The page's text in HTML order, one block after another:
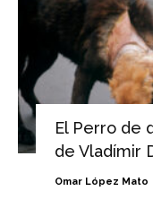
El Perro de
de Vladímir
Omar López Mato